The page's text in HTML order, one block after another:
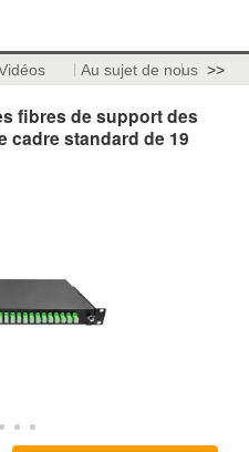
Au sujet de nous >>
fibres de support des
cadre standard de 19